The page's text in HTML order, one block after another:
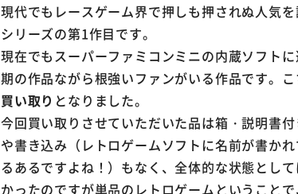
現代でもレースゲーム界で押しも押されぬ人気
シリーズの第1作目です。
現在でもスーパーファミコンミニの内蔵ソフト
期の作品ながら根強いファンがいる作品です。
買い取り となりました。
今回買い取りさせていただいた品は箱・説明書
や書き込み（レトロゲームソフトに名前が書か
るあるですよね！）もなく、全体的な状態とし
かったのですが単品のレトロゲームということ